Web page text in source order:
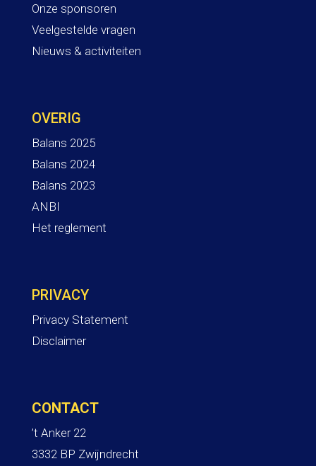
Onze sponsoren
Veelgestelde vragen
Nieuws & activiteiten
OVERIG
Balans 2025
Balans 2024
Balans 2023
ANBI
Het reglement
PRIVACY
Privacy Statement
Disclaimer
CONTACT
’t Anker 22
3332 BP Zwijndrecht